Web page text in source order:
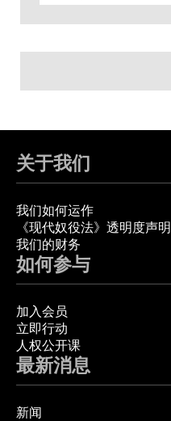
关于我们
我们如何运作
《现代奴役法》透明度声明
我们的财务
如何参与
加入会员
立即行动
人权公开课
最新消息
新闻